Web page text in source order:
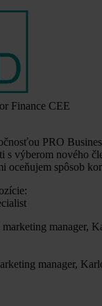
Finance CEE
PRO
s výberom nového
oceňujem spôsob
manager,